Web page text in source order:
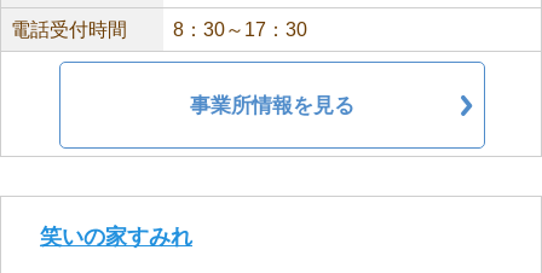
電話受付時間 8：30～17：30
事業所情報を見る
笑いの家すみれ